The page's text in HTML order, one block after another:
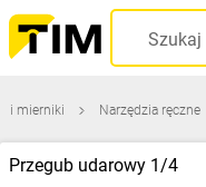
i mierniki Narzędzia ręczne
Przegub udarowy 1/4